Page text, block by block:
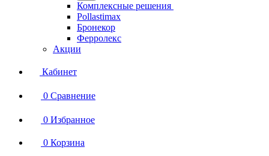
Комплексные решения
Pollastimax
Бронекор
Ферролекс
Акции
Кабинет
0 Сравнение
0 Избранное
0 Корзина